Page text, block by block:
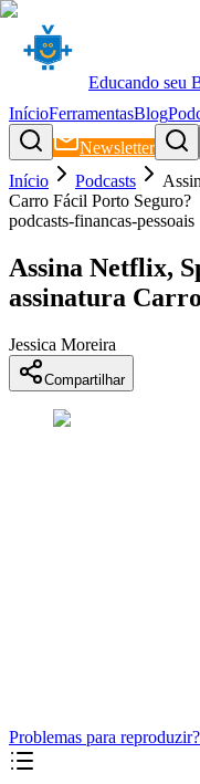
Educando seu
InícioFerramentasBlog
Newsletter
Início
Podcasts
Carro Fácil Porto Seguro?
podcasts-financas-pessoais
Assina Netflix,
assinatura
Jessica Moreira
Compartilhar
Problemas para